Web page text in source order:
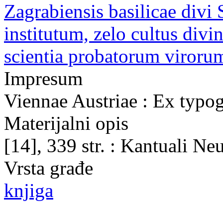
Zagrabiensis basilicae divi
institutum, zelo cultus
scientia probatorum
Impresum
Viennae Austriae : Ex
Materijalni opis
[14], 339 str. : Kantuali
Vrsta građe
knjiga